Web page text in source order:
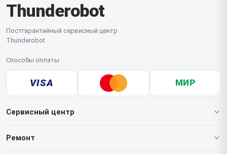
Thunderobot
Постгарантийный сервисный центр
Thunderobot
Способы оплаты
VISA МИР
Сервисный центр
О нашем сервисе
Ремонт